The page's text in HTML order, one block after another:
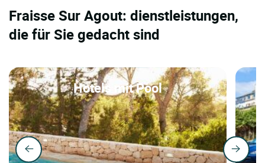
Fraisse Sur Agout: dienstleistungen,
die für Sie gedacht sind
Hotels mit Pool